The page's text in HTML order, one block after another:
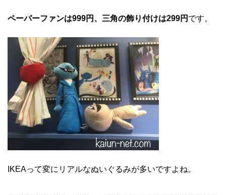
ペーパーファンは999円、三角の飾り付けは299円 です。
IKEAって変にリアルなぬいぐるみが多いですよね。